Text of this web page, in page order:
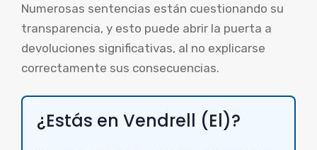
Numerosas sentencias están cuestionando su
transparencia, y esto puede abrir la puerta a
devoluciones significativas, al no explicarse
correctamente sus consecuencias.
¿Estás en Vendrell (El)?